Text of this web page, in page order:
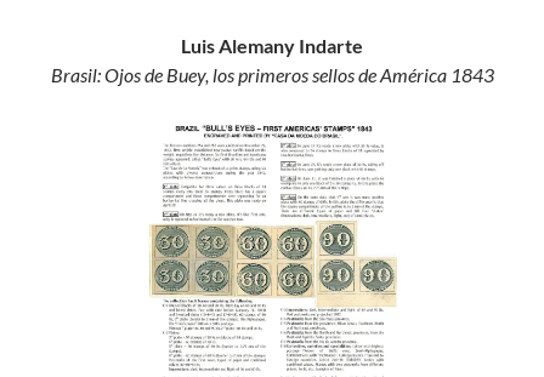
Luis Alemany Indarte
Brasil: Ojos de Buey, los primeros sellos de América 1843